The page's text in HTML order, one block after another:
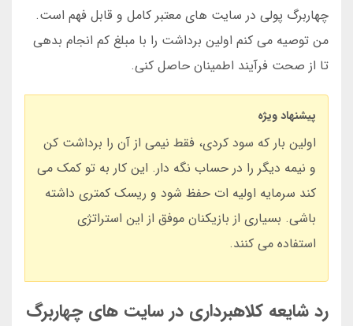
چهاربرگ پولی در سایت های معتبر کامل و قابل فهم است.
من توصیه می کنم اولین برداشت را با مبلغ کم انجام بدهی
تا از صحت فرآیند اطمینان حاصل کنی.
پیشنهاد ویژه
اولین بار که سود کردی، فقط نیمی از آن را برداشت کن
و نیمه دیگر را در حساب نگه دار. این کار به تو کمک می
کند سرمایه اولیه ات حفظ شود و ریسک کمتری داشته
باشی. بسیاری از بازیکنان موفق از این استراتژی
استفاده می کنند.
رد شایعه کلاهبرداری در سایت های چهاربرگ